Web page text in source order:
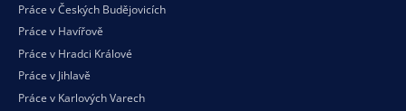
Práce v Českých Budějovicích
Práce v Havířově
Práce v Hradci Králové
Práce v Jihlavě
Práce v Karlových Varech